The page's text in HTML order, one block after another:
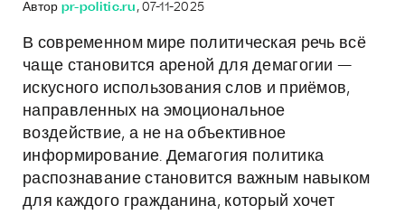
Автор pr-politic.ru , 07-11-2025
В современном мире политическая речь всё
чаще становится ареной для демагогии —
искусного использования слов и приёмов,
направленных на эмоциональное
воздействие, а не на объективное
информирование. Демагогия политика
распознавание становится важным навыком
для каждого гражданина, который хочет